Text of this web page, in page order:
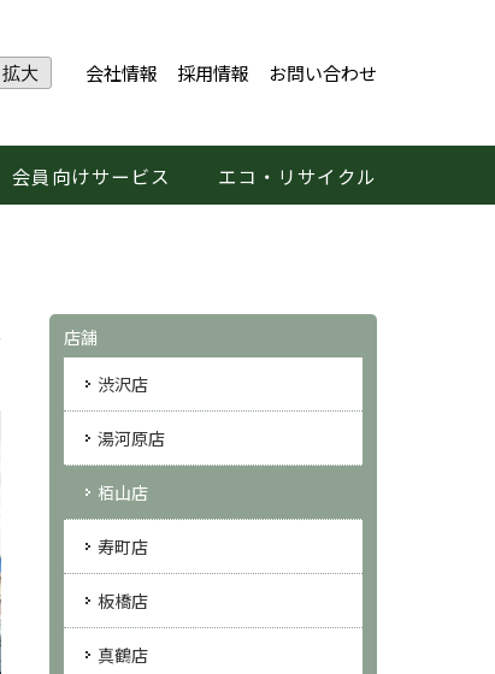
拡大 会社情報 採用情報 お問い合わせ
会員向けサービス エコ・リサイクル
店舗
渋沢店
湯河原店
栢山店
寿町店
板橋店
真鶴店